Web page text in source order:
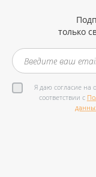
только
Я даю согласие на
соответствии с